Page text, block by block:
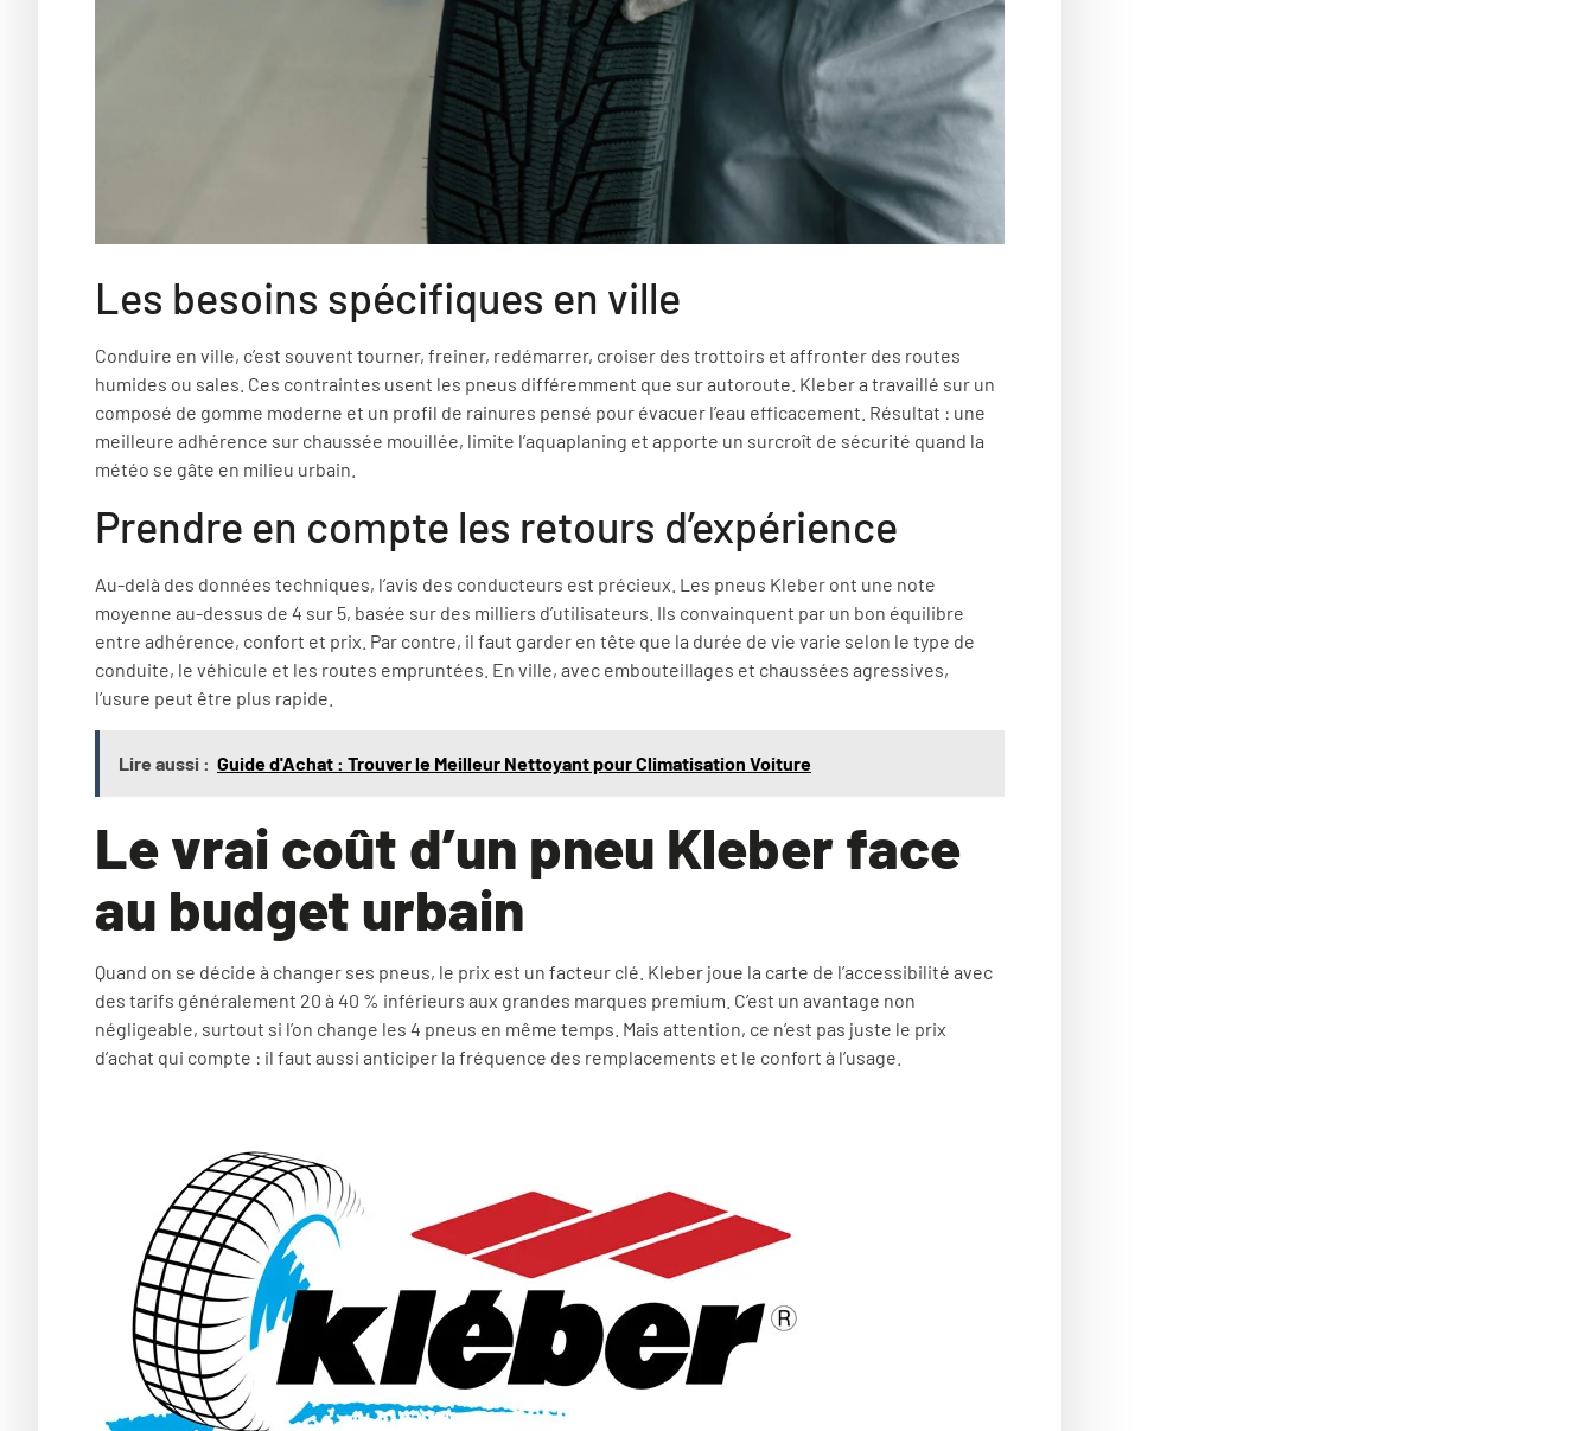
Les besoins spécifiques en ville
Conduire en ville, c’est souvent tourner, freiner, redémarrer, croiser des trottoirs et affronter des routes
humides ou sales. Ces contraintes usent les pneus différemment que sur autoroute. Kleber a travaillé sur un
composé de gomme moderne et un profil de rainures pensé pour évacuer l’eau efficacement. Résultat : une
meilleure adhérence sur chaussée mouillée, limite l’aquaplaning et apporte un surcroît de sécurité quand la
météo se gâte en milieu urbain.
Prendre en compte les retours d’expérience
Au-delà des données techniques, l’avis des conducteurs est précieux. Les pneus Kleber ont une note
moyenne au-dessus de 4 sur 5, basée sur des milliers d’utilisateurs. Ils convainquent par un bon équilibre
entre adhérence, confort et prix. Par contre, il faut garder en tête que la durée de vie varie selon le type de
conduite, le véhicule et les routes empruntées. En ville, avec embouteillages et chaussées agressives,
l’usure peut être plus rapide.
Lire aussi : Guide d'Achat : Trouver le Meilleur Nettoyant pour Climatisation Voiture
Le vrai coût d’un pneu Kleber face
au budget urbain
Quand on se décide à changer ses pneus, le prix est un facteur clé. Kleber joue la carte de l’accessibilité avec
des tarifs généralement 20 à 40 % inférieurs aux grandes marques premium. C’est un avantage non
négligeable, surtout si l’on change les 4 pneus en même temps. Mais attention, ce n’est pas juste le prix
d’achat qui compte : il faut aussi anticiper la fréquence des remplacements et le confort à l’usage.